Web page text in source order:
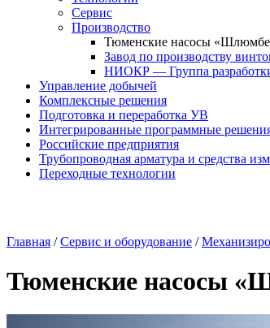
Сервис
Производство
Тюменские насосы
Завод по производству
НИОКР — Группа разработки
Управление добычей
Комплексные решения
Подготовка и переработка УВ
Интегрированные программные
Российские предприятия
Трубопроводная арматура и средства
Переходные технологии
Главная /Сервис и оборудование /
Тюменские насосы